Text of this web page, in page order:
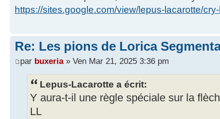
https://sites.google.com/view/lepus-lacarotte/
Re: Les pions de Lorica
par buxeria» Ven Mar 21, 2025 3:36 pm
Lepus-Lacarotte a écrit:
Y aura-t-il une règle spéciale sur la
LL